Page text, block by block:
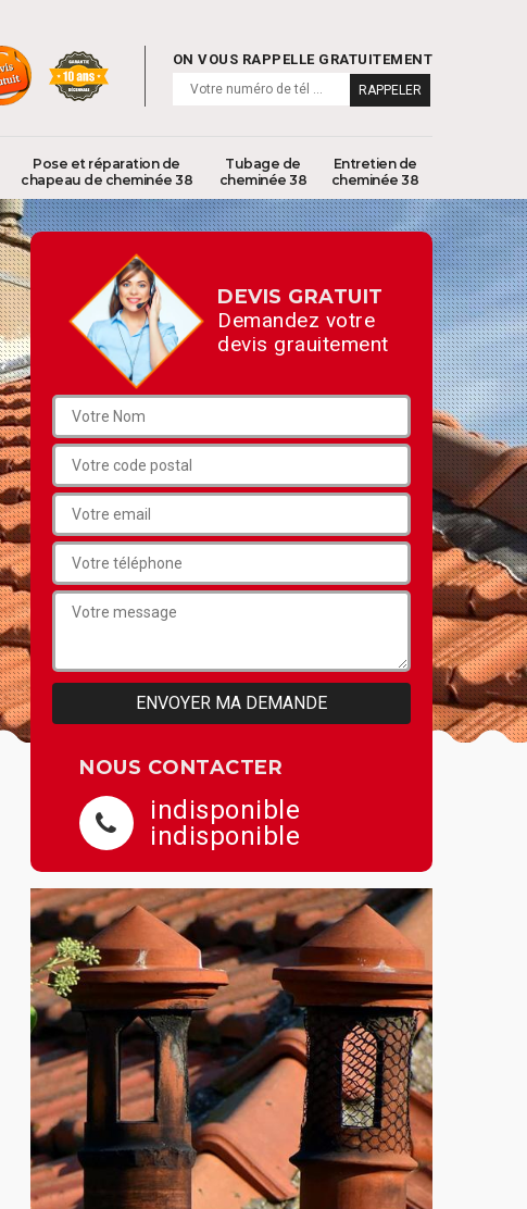
ON VOUS RAPPELLE GRATUITEMENT
Pose et réparation de
chapeau de cheminée 38
Tubage de
cheminée 38
Entretien de
cheminée 38
DEVIS GRATUIT
Demandez votre
devis grauitement
NOUS CONTACTER
indisponible
indisponible